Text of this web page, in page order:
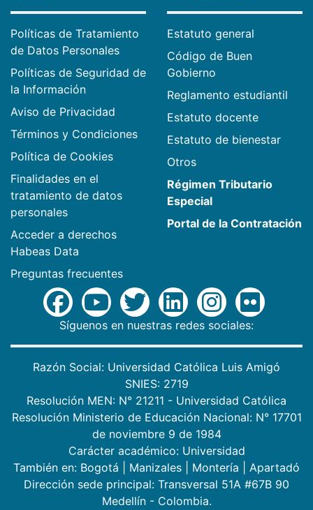
Políticas de Tratamiento
de Datos Personales
Políticas de Seguridad de
la Información
Aviso de Privacidad
Términos y Condiciones
Política de Cookies
Finalidades en el
tratamiento de datos
personales
Acceder a derechos
Habeas Data
Preguntas frecuentes
Estatuto general
Código de Buen
Gobierno
Reglamento estudiantil
Estatuto docente
Estatuto de bienestar
Otros
Régimen Tributario
Especial
Portal de la Contratación
Síguenos en nuestras redes sociales:
Razón Social: Universidad Católica Luis Amigó
SNIES: 2719
Resolución MEN: N° 21211 - Universidad Católica
Resolución Ministerio de Educación Nacional: N° 17701
de noviembre 9 de 1984
Carácter académico: Universidad
También en: Bogotá Manizales Montería
Apartadó
Dirección sede principal: Transversal 51A #67B 90
Medellín - Colombia.